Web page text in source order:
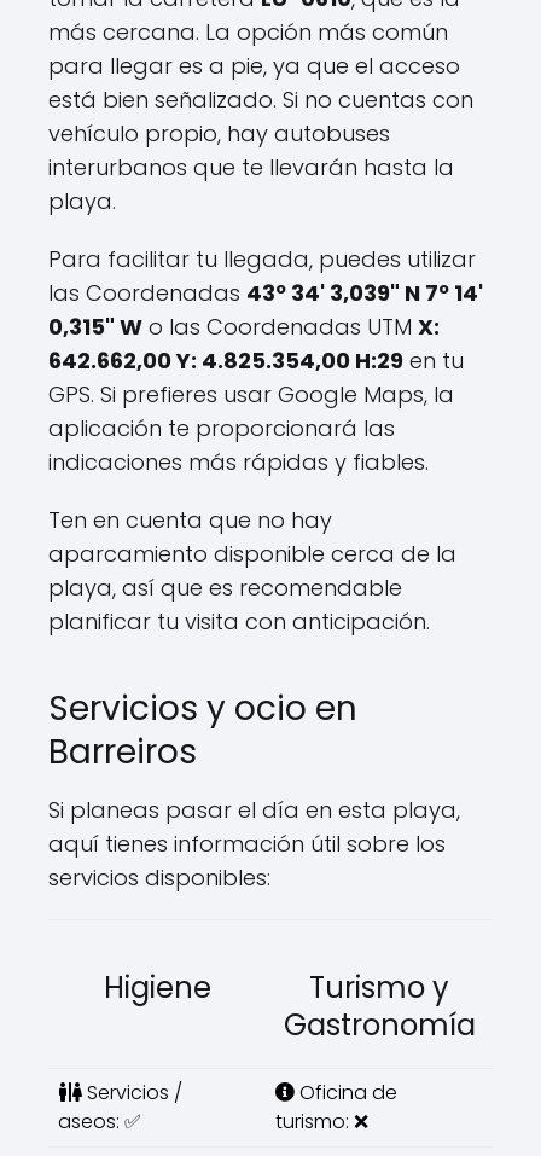
más cercana. La opción más común
para llegar es a pie, ya que el acceso
está bien señalizado. Si no cuentas con
vehículo propio, hay autobuses
interurbanos que te llevarán hasta la
playa.
Para facilitar tu llegada, puedes utilizar
las Coordenadas 43º 34' 3,039" N 7º 14'
0,315" W o las Coordenadas UTM X:
642.662,00 Y: 4.825.354,00 H:29 en tu
GPS. Si prefieres usar Google Maps, la
aplicación te proporcionará las
indicaciones más rápidas y fiables.
Ten en cuenta que no hay
aparcamiento disponible cerca de la
playa, así que es recomendable
planificar tu visita con anticipación.
Servicios y ocio en
Barreiros
Si planeas pasar el día en esta playa,
aquí tienes información útil sobre los
servicios disponibles:
Higiene
Turismo y
Gastronomía
Servicios /
aseos: ✅
Oficina de
turismo: ❌